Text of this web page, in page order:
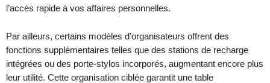
l’accès rapide à vos affaires personnelles.
Par ailleurs, certains modèles d’organisateurs offrent des
fonctions supplémentaires telles que des stations de recharge
intégrées ou des porte-stylos incorporés, augmentant encore plus
leur utilité. Cette organisation ciblée garantit une table